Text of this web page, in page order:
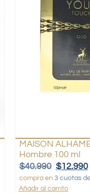
MAISON
Hombre 100 ml
$40.990 $12.990
compra en 3 cuotas
Añadir al carrito